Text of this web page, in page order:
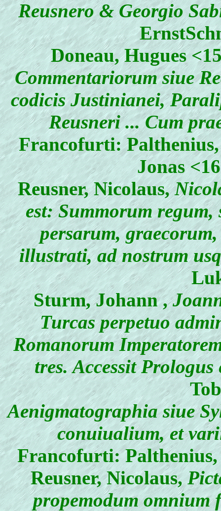
Reusnero & Georgio
Doneau, Hugues
Commentariorum siue
codicis Justinianei,
Reusneri ... Cum
Francofurti: Palthenius,
Jonas
Reusner, Nicolaus,
est: Summorum
persarum,
illustrati, ad nostrum
Sturm, Johann ,
Turcas perpetuo
Romanorum
tres. Accessit
Aenigmatographia siue
conuiualium, et
Francofurti: Palthenius,
Reusner, Nicolaus,
propemodum omnium